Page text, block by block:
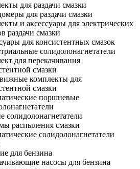
для раздачи смазки
для раздачи смазки
и аксессуары для электрических
раздачи смазки
для консистентных смазок
солидолонагнетатели
для перекачивания
смазки
комплекты для
смазки
поршневые
солидолонагнетатели
распыления смазки
солидолонагнетатели
для бензина
насосы для бензина